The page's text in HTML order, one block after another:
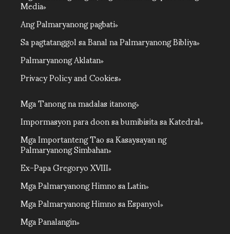
Media
Ang Palmaryanong pagbati
Sa pagtatanggol sa Banal na Palmaryanong Bibliya
Palmaryanong Aklatan
Privacy Policy and Cookies
Mga Tanong na madalas itanong
Impormasyon para doon sa bumibisita sa Katedral
Mga Importanteng Tao sa Kasaysayan ng
Palmaryanong Simbahan
Ex-Papa Gregoryo XVIII
Mga Palmaryanong Himno sa Latin
Mga Palmaryanong Himno sa Espanyol
Mga Panalangin